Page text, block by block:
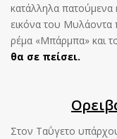
κατάλληλα πατούμενα
εικόνα του Μυλάοντα
ρέμα «Μπάρμπα» και
θα σε πείσει.
Στον Ταΰγετο